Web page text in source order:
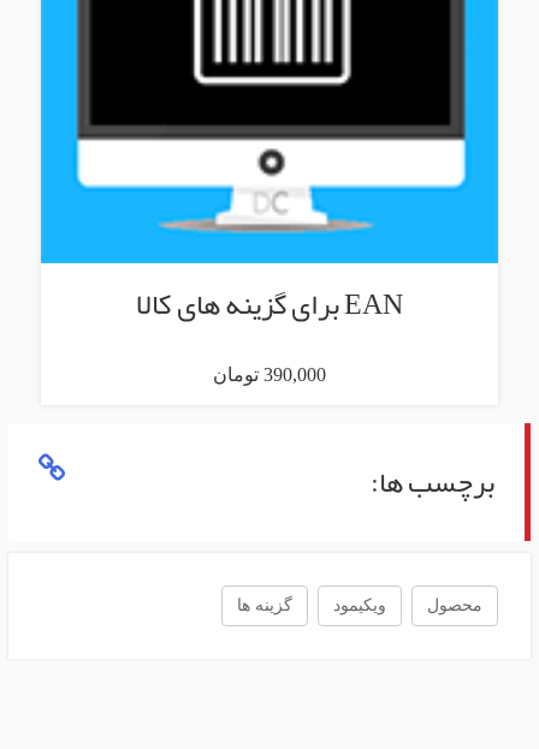
EAN برای گزینه های کالا
390,000 تومان
برچسب ها:
محصول ویکیمود گزینه ها